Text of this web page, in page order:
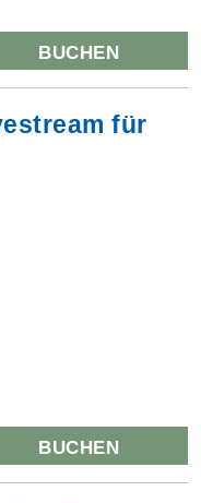
BUCHEN
für
BUCHEN